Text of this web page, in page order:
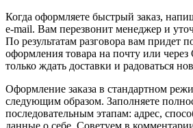
Когда оформляете быстрый заказ,
e-mail. Вам перезвонит менеджер и
По результатам разговора вам придет
оформления товара на почту или
только ждать доставки и радоваться
Оформление заказа в стандартном
следующим образом. Заполняете
последовательным этапам: адрес,
данные о себе. Советуем в